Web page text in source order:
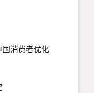
消费者优化